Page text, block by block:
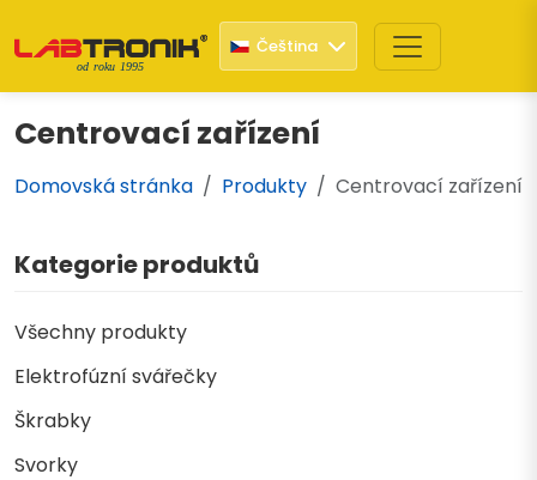
od roku 1995
Čeština
Centrovací zařízení
Domovská stránka Produkty Centrovací zařízení
Kategorie produktů
Všechny produkty
Elektrofúzní svářečky
Škrabky
Svorky